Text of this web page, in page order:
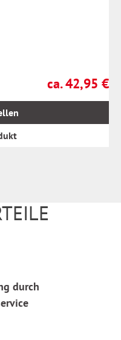
Regulärer Preis:
ca. 42,95 €
durch